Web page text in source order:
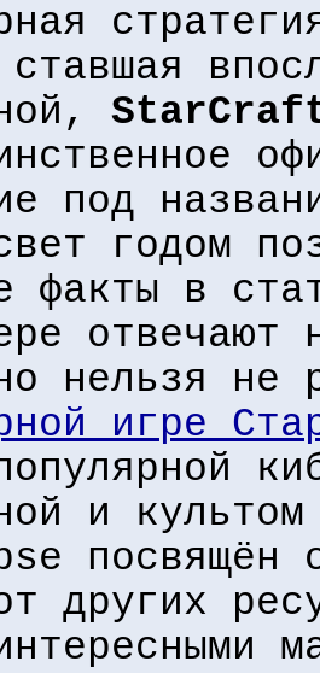
под
годом
факты в
отвечают
нельзя не
игре
и
посвящён
других